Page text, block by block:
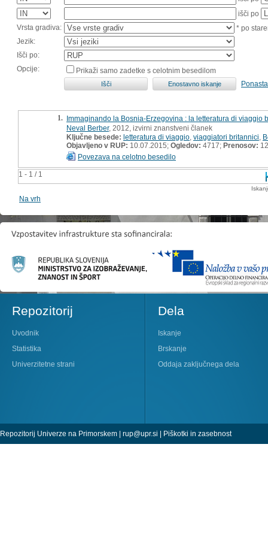
išči po
Vrsta gradiva:
* po
Jezik:
Išči po:
Opcije:
Prikaži samo zadetke s celotnim besedilom
1 - 1 / 1
1. Immaginando la Bosnia-Erzegovina : la letteratura di viaggio
Neval Berber, 2012, izvirni znanstveni članek
Ključne besede: letteratura di viaggio viaggiatori britannici
Objavljeno v RUP: 10.07.2015; Ogledov: 4717; Prenosov: 12
Povezava na celotno besedilo
Na vrh
Repozitorij
Uvodnik
Statistika
Univerzitetne strani
Dela
Iskanje
Brskanje
Oddaja zaključnega dela
Repozitorij Univerze na Primorskem | rup@upr.si | Piškotki in zasebnost